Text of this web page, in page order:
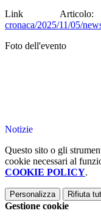
Link
cronaca/2025/11/05/
Foto dell'evento
Notizie
Questo sito o gli
cookie necessari al
COOKIE POLICY.
Personalizza Rifiuta
Gestione cookie